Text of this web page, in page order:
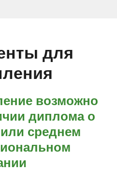
для
возможно
диплома о
среднем